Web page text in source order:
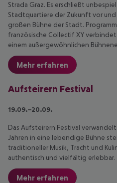
Strada Graz. Es erschließt
Stadtquartiere der Zukunft vor und
großen Bühne der Stadt.
französische Collectif XY
einem außergewöhnlichen
Mehr erfahren
Aufsteirern Festival
19.09.–20.09.
Das Aufsteirern Festival
Jahren in eine lebendige Bühne
traditioneller Musik, Tracht und
authentisch und vielfältig erlebbar.
Mehr erfahren